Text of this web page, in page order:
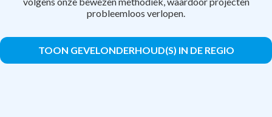
probleemloos verlopen.
TOON GEVELONDERHOUD(S) IN DE REGIO